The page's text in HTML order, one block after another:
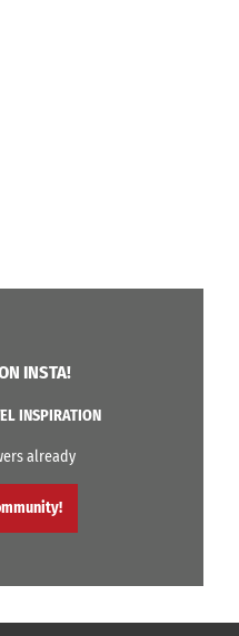
INSTA!
INSPIRATION
already